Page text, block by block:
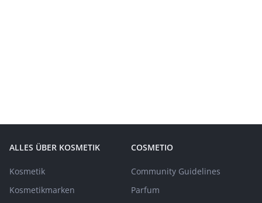
ALLES ÜBER KOSMETIK
Kosmetik
Kosmetikmarken
COSMETIO
Community Guidelines
Parfum